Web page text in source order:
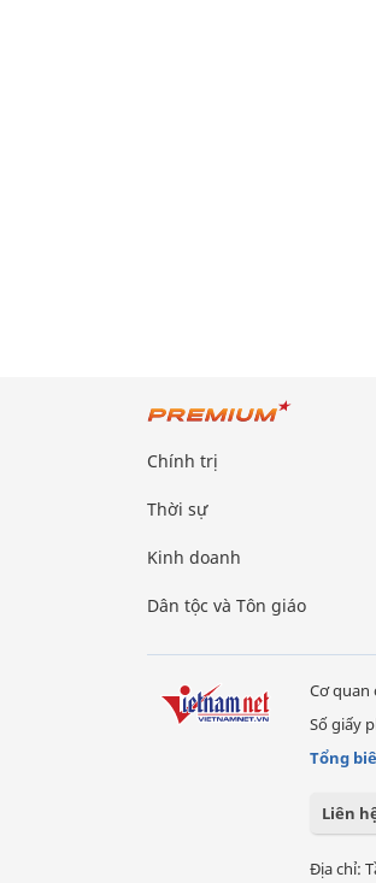
Chính trị
Thời sự
Kinh doanh
Dân tộc và Tôn giáo
Cơ quan
Số giấy
Tổng
Liên
Địa chỉ: